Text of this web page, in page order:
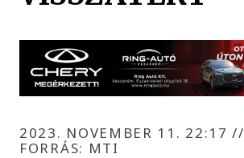
2023. NOVEMBER 11. 22:17//
FORRÁS: MTI